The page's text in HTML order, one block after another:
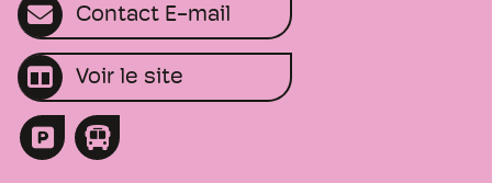
Contact E-mail
Voir le site